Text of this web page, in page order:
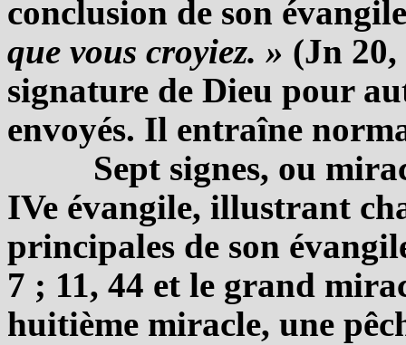
conclusion de son
que vous croyiez. » (Jn 20,
signature de Dieu pour
envoyés. Il entraîne
Sept signes, ou
IVe évangile, illustrant
principales de son
7 ; 11, 44 et le grand
huitième miracle, une